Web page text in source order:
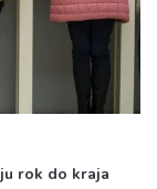
rok do kraja